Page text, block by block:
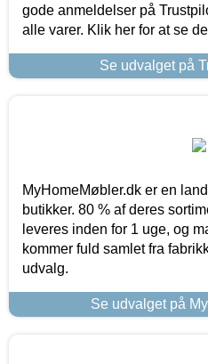
gode anmeldelser på
alle varer. Klik her for at se
Se udvalget på
MyHomeMøbler.dk er en
butikker. 80 % af deres
leveres inden for 1 uge, og
kommer fuld samlet fra
udvalg.
Se udvalget på